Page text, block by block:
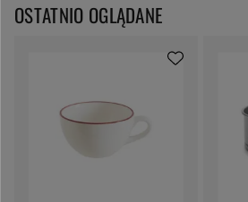
OSTATNIO OGLĄDANE